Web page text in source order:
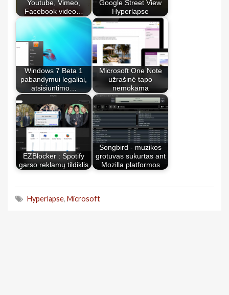
Youtube, Vimeo,
Facebook video…
Google Street View
Hyperlapse
Windows 7 Beta 1
pabandymui legaliai,
atsisiuntimo…
Microsoft One Note
užrašinė tapo
nemokama
EZBlocker : Spotify
garso reklamų tildiklis
Songbird - muzikos
grotuvas sukurtas ant
Mozilla platformos
Hyperlapse, Microsoft